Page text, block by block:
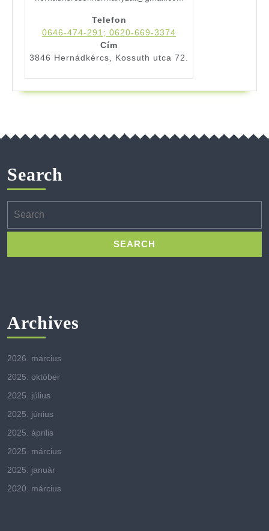
Telefon
0646-474-291; 0620-669-3374
Cím
3846 Hernádkércs, Kossuth utca 72.
Search
for:
Archives
2026. március
2025. október
2025. július
2025. június
2025. április
2025. március
2025. január
2020. március